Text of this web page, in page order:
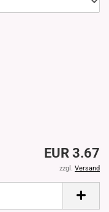
EUR 3.67
zzgl. Versand